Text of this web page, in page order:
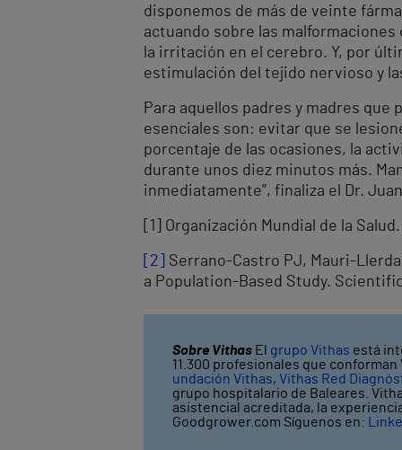
disponemos de más de veinte
actuando sobre las
la irritación en el cerebro. Y, por
estimulación del tejido nervioso y
Para aquellos padres y madres
esenciales son: evitar que se
porcentaje de las ocasiones, la
durante unos diez minutos más.
inmediatamente”, finaliza el Dr.
[1] Organización Mundial de la
[2]
Serrano-Castro PJ, Mauri-
a Population-Based Study.
Sobre Vithas El grupo Vithas está
11.300 profesionales que
undación Vithas, Vithas Red
grupo hospitalario de Baleares.
asistencial acreditada, la
Goodgrower.com Síguenos en: